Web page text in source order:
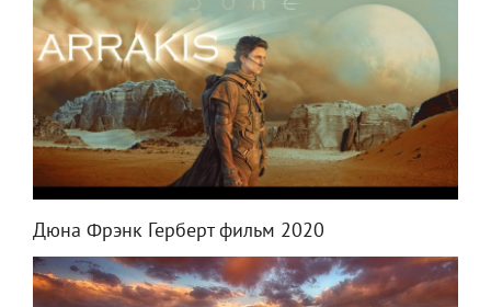
Дюна Фрэнк Герберт фильм 2020